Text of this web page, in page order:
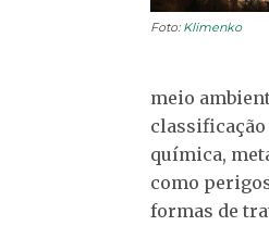
Foto: Klimenko
meio
química,
como
formas de